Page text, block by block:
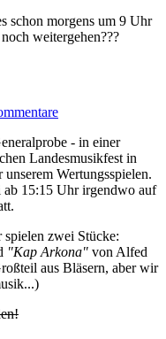
schon morgens um 9 Uhr
weitergehen???
- in einer
Landesmusikfest in
unserem Wertungsspielen.
ab 15:15 Uhr irgendwo auf
zwei Stücke:
"Kap Arkona" von Alfed
aus Bläsern, aber wir